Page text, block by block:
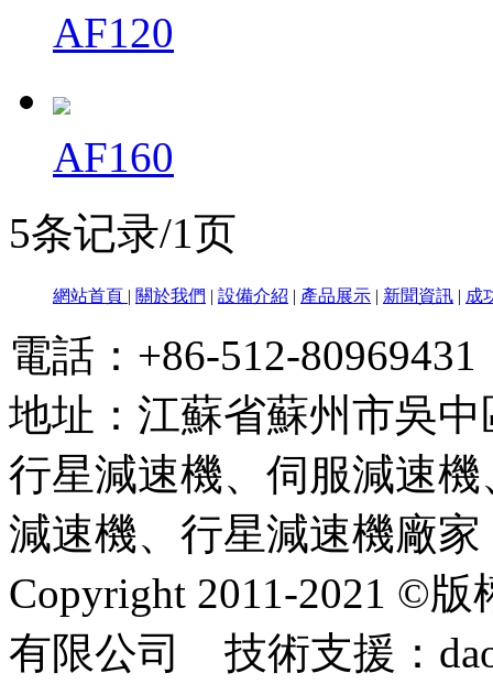
AF120
AF160
5条记录/1页
網站首頁 | 關於我們 | 設備介紹 | 產品展示 | 新聞資訊 | 成
電話：+86-512-
地址：江蘇省蘇州市吳
行星減速機、伺服減速
減速機、行星減速機廠家
Copyright 2011-2021 ©
有限公司 技術支援：